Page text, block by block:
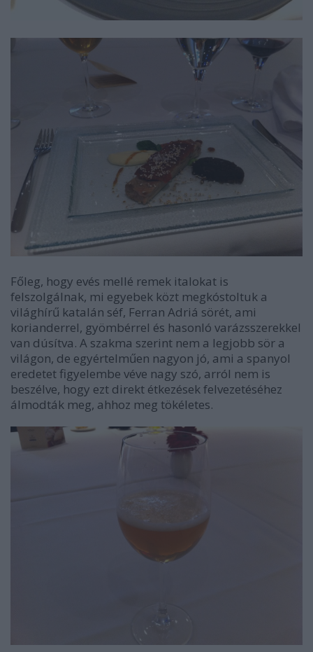
Főleg, hogy evés mellé remek italokat is
felszolgálnak, mi egyebek közt megkóstoltuk a
világhírű katalán séf, Ferran Adriá sörét, ami
korianderrel, gyömbérrel és hasonló varázsszerekkel
van dúsítva. A szakma szerint nem a legjobb sör a
világon, de egyértelműen nagyon jó, ami a spanyol
eredetet figyelembe véve nagy szó, arról nem is
beszélve, hogy ezt direkt étkezések felvezetéséhez
álmodták meg, ahhoz meg tökéletes.